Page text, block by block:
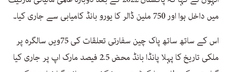
میں داخل ہوا اور 750 ملین ڈالر کا یورو بانڈ کامیابی سے جاری کیا۔
اس کے ساتھ ساتھ پاک چین سفارتی تعلقات کی 75ویں سالگرہ پر
ملکی تاریخ کا پہلا پانڈا بانڈ محض 2.5 فیصد مارک اپ پر جاری کیا